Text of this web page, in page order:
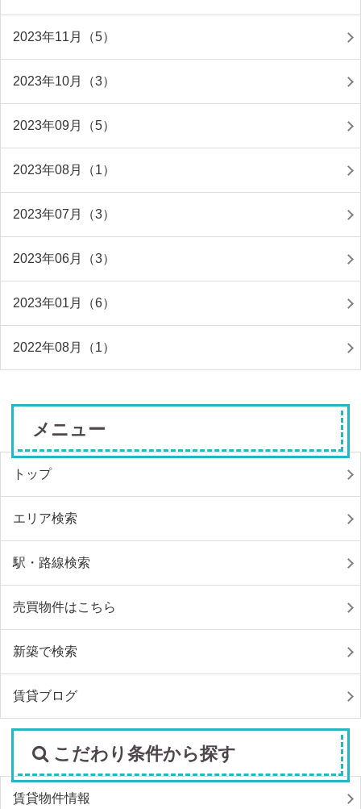
2023年11月（5）
2023年10月（3）
2023年09月（5）
2023年08月（1）
2023年07月（3）
2023年06月（3）
2023年01月（6）
2022年08月（1）
メニュー
トップ
エリア検索
駅・路線検索
売買物件はこちら
新築で検索
賃貸ブログ
こだわり条件から探す
賃貸物件情報